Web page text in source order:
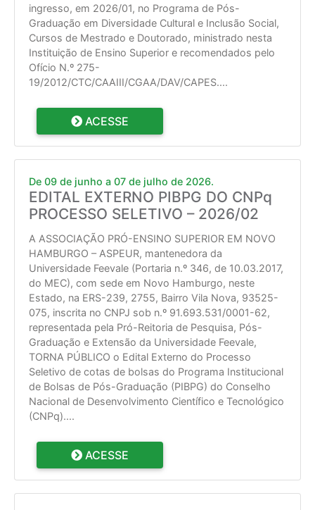
ingresso, em 2026/01, no Programa de Pós-
Graduação em Diversidade Cultural e Inclusão Social,
Cursos de Mestrado e Doutorado, ministrado nesta
Instituição de Ensino Superior e recomendados pelo
Ofício N.º 275-
19/2012/CTC/CAAIII/CGAA/DAV/CAPES....
ACESSE
De 09 de junho a 07 de julho de 2026.
EDITAL EXTERNO PIBPG DO CNPq
PROCESSO SELETIVO – 2026/02
A ASSOCIAÇÃO PRÓ-ENSINO SUPERIOR EM NOVO
HAMBURGO – ASPEUR, mantenedora da
Universidade Feevale (Portaria n.º 346, de 10.03.2017,
do MEC), com sede em Novo Hamburgo, neste
Estado, na ERS-239, 2755, Bairro Vila Nova, 93525-
075, inscrita no CNPJ sob n.º 91.693.531/0001-62,
representada pela Pró-Reitoria de Pesquisa, Pós-
Graduação e Extensão da Universidade Feevale,
TORNA PÚBLICO o Edital Externo do Processo
Seletivo de cotas de bolsas do Programa Institucional
de Bolsas de Pós-Graduação (PIBPG) do Conselho
Nacional de Desenvolvimento Científico e Tecnológico
(CNPq)....
ACESSE